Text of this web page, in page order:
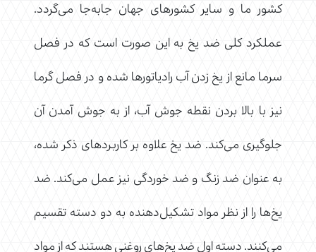
کشور ما و سایر کشورهای جهان جابه‌جا می‌گردد.
عملکرد کلی ضد یخ به این صورت است که در فصل
سرما مانع از یخ زدن آب رادیاتورها شده و در فصل گرما
نیز با بالا بردن نقطه جوش آب، از به جوش آمدن آن
جلوگیری می‌کند. ضد یخ علاوه بر کاربردهای ذکر شده،
به عنوان ضد زنگ و ضد خوردگی نیز عمل می‌کند. ضد
یخ‌ها را از نظر مواد تشکیل‌دهنده به دو دسته تقسیم
می‌کنند. دسته اول ضد یخ‌های روغنی هستند که از مواد